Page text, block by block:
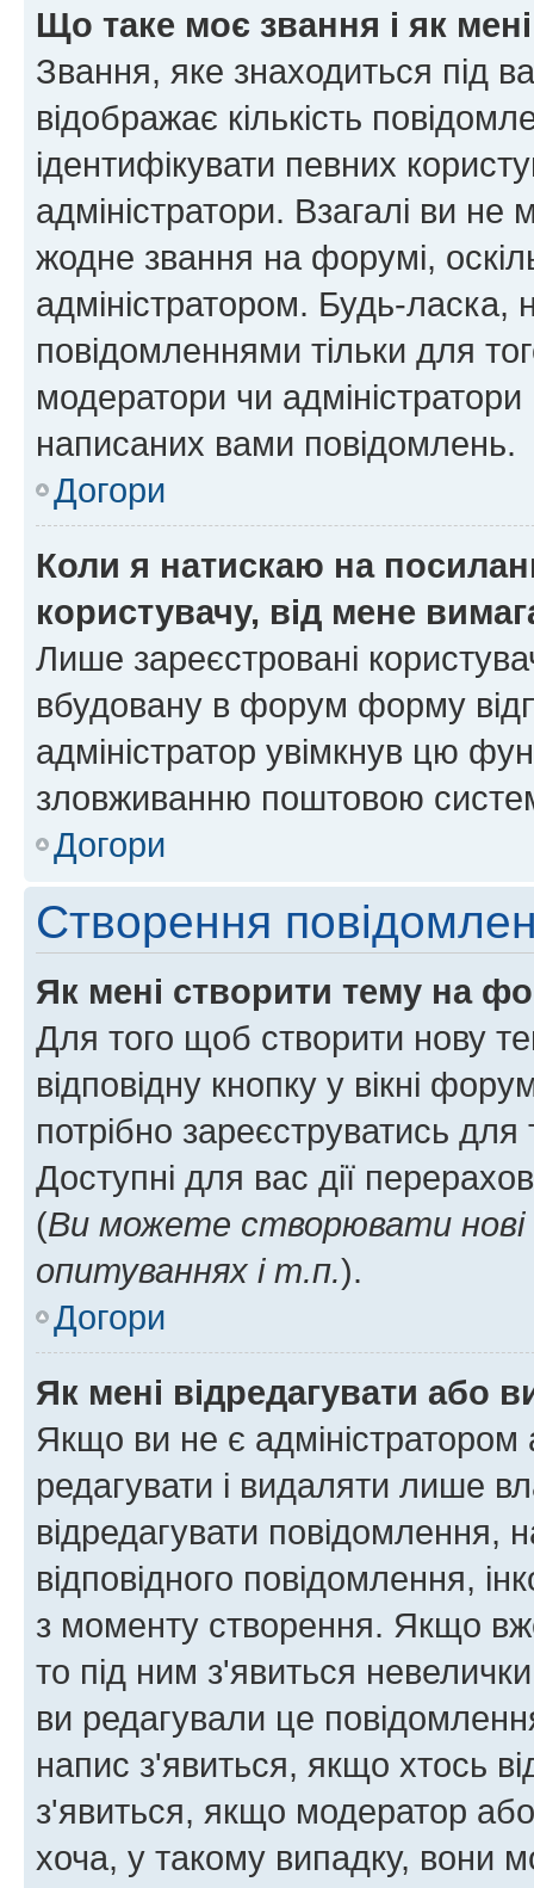
Що таке моє звання і як
Звання, яке знаходиться під
відображає кількість
ідентифікувати певних
адміністратори. Взагалі ви
жодне звання на форумі,
адміністратором. Будь-
повідомленнями тільки для
модератори чи
написаних вами повідомлень.
Догори
Коли я натискаю на
користувачу, від мене
Лише зареєстровані
вбудовану в форум форму
адміністратор увімкнув цю
зловживанню поштовою
Догори
Створення
Як мені створити тему на
Для того щоб створити нову
відповідну кнопку у вікні
потрібно зареєструватись
Доступні для вас дії
(Ви можете створювати
опитуваннях і т.п.).
Догори
Як мені відредагувати або
Якщо ви не є
редагувати і видаляти лише
відредагувати повідомлення,
відповідного повідомлення,
з моменту створення. Якщо
то під ним з'явиться
ви редагували це
напис з'явиться, якщо хтось
з'явиться, якщо модератор
хоча, у такому випадку, вони